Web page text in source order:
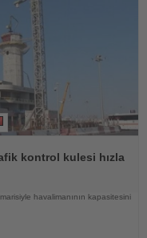
kontrol kulesi hızla
havalimanının kapasitesini